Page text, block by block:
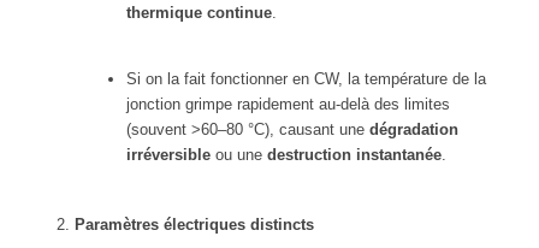
thermique continue.
Si on la fait fonctionner en CW, la température de la
jonction grimpe rapidement au-delà des limites
(souvent >60–80 °C), causant une dégradation
irréversibleou une destruction instantanée.
Paramètres électriques distincts